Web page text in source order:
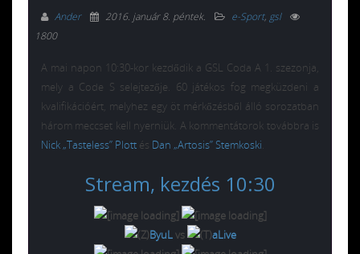
Ander 2016. január 8. péntek. e-Sport, gsl
1800
A mai napon 10:30-kor kezdődik a GSL Coda A 1. szezonja,
mely a Code S selejtezője. 60 játékos fog megküzdeni a
kvalifikációért, melyhez egy öt mérkőzésből álló sorozatban
három meccset kell nyerniük. A kommentátorok továbbra is
Nick „Tasteless” Plott és Dan „Artosis” Stemkoski.
Stream, kezdés 10:30
ByuLvs aLive